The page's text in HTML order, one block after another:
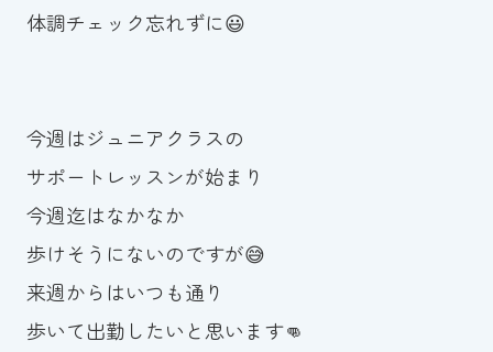
体調チェック忘れずに😃
今週はジュニアクラスの
サポートレッスンが始まり
今週迄はなかなか
歩けそうにないのですが😅
来週からはいつも通り
歩いて出勤したいと思います👊